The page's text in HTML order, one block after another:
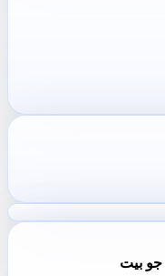
بيت